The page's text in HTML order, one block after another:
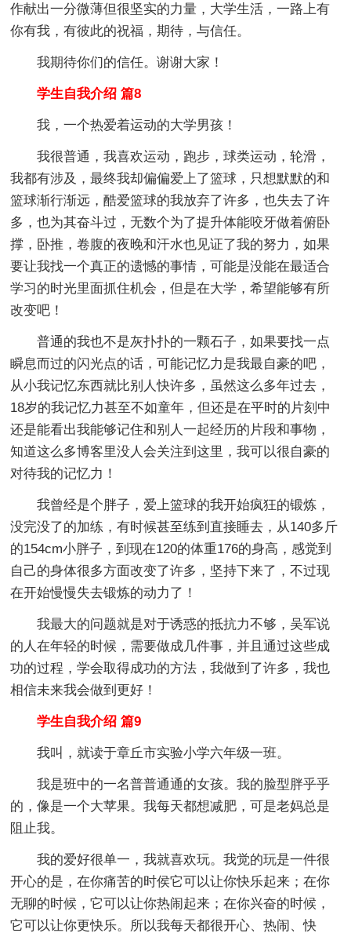
作献出一分微薄但很坚实的力量，大学生活，一路上有
你有我，有彼此的祝福，期待，与信任。
我期待你们的信任。谢谢大家！
学生自我介绍 篇8
我，一个热爱着运动的大学男孩！
我很普通，我喜欢运动，跑步，球类运动，轮滑，
我都有涉及，最终我却偏偏爱上了篮球，只想默默的和
篮球渐行渐远，酷爱篮球的我放弃了许多，也失去了许
多，也为其奋斗过，无数个为了提升体能咬牙做着俯卧
撑，卧推，卷腹的夜晚和汗水也见证了我的努力，如果
要让我找一个真正的遗憾的事情，可能是没能在最适合
学习的时光里面抓住机会，但是在大学，希望能够有所
改变吧！
普通的我也不是灰扑扑的一颗石子，如果要找一点
瞬息而过的闪光点的话，可能记忆力是我最自豪的吧，
从小我记忆东西就比别人快许多，虽然这么多年过去，
18岁的我记忆力甚至不如童年，但还是在平时的片刻中
还是能看出我能够记住和别人一起经历的片段和事物，
知道这么多博客里没人会关注到这里，我可以很自豪的
对待我的记忆力！
我曾经是个胖子，爱上篮球的我开始疯狂的锻炼，
没完没了的加练，有时候甚至练到直接睡去，从140多斤
的154cm小胖子，到现在120的体重176的身高，感觉到
自己的身体很多方面改变了许多，坚持下来了，不过现
在开始慢慢失去锻炼的动力了！
我最大的问题就是对于诱惑的抵抗力不够，吴军说
的人在年轻的时候，需要做成几件事，并且通过这些成
功的过程，学会取得成功的方法，我做到了许多，我也
相信未来我会做到更好！
学生自我介绍 篇9
我叫，就读于章丘市实验小学六年级一班。
我是班中的一名普普通通的女孩。我的脸型胖乎乎
的，像是一个大苹果。我每天都想减肥，可是老妈总是
阻止我。
我的爱好很单一，我就喜欢玩。我觉的玩是一件很
开心的是，在你痛苦的时侯它可以让你快乐起来；在你
无聊的时候，它可以让你热闹起来；在你兴奋的时候，
它可以让你更快乐。所以我每天都很开心、热闹、快